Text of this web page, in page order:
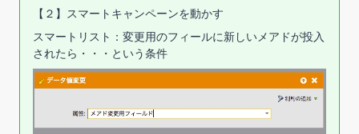
【２】スマートキャンペーンを動かす
スマートリスト：変更用のフィールに新しいメアドが投入
されたら・・・という条件